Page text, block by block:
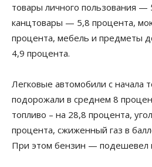
товары личного пользования —
канцтовары — 5,8 процента,
процента, мебель и предметы
4,9 процента.
Легковые автомобили с начала
подорожали в среднем 8
топливо – на 28,8 процента,
процента, сжиженный газ в
При этом бензин — подешевел